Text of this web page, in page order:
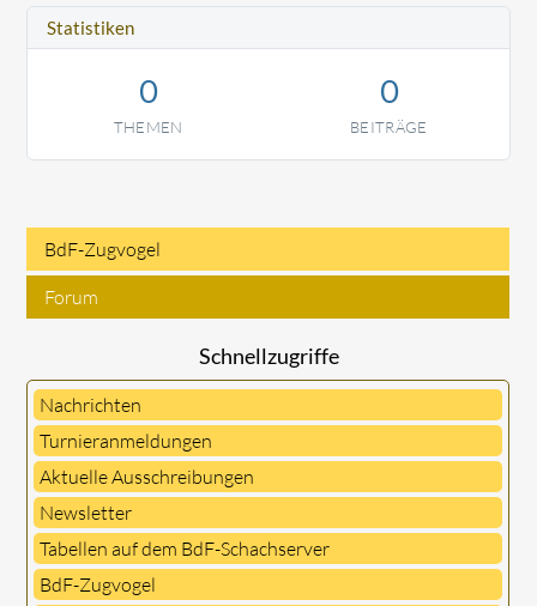
Statistiken
0
THEMEN
0
BEITRÄGE
Navigation
überspringen
BdF-Zugvogel
Forum
Schnellzugriffe
Nachrichten
Turnieranmeldungen
Aktuelle Ausschreibungen
Newsletter
Tabellen auf dem BdF-Schachserver
BdF-Zugvogel